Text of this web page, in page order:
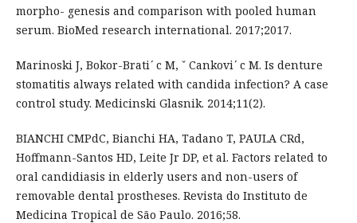
morpho- genesis and comparison with pooled human
serum. BioMed research international. 2017;2017.
Marinoski J, Bokor-Brati ́ c M, ˇ Cankovi ́ c M. Is denture
stomatitis always related with candida infection? A case
control study. Medicinski Glasnik. 2014;11(2).
BIANCHI CMPdC, Bianchi HA, Tadano T, PAULA CRd,
Hoffmann-Santos HD, Leite Jr DP, et al. Factors related to
oral candidiasis in elderly users and non-users of
removable dental prostheses. Revista do Instituto de
Medicina Tropical de São Paulo. 2016;58.